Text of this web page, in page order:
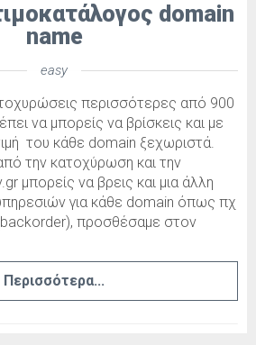
domain
name
easy
περισσότερες από 900
να μπορείς να βρίσκεις και με
του κάθε domain ξεχωριστά.
την κατοχύρωση και την
μπορείς να βρεις και μια άλλη
για κάθε domain όπως πχ
προσθέσαμε στον
Περισσότερα...